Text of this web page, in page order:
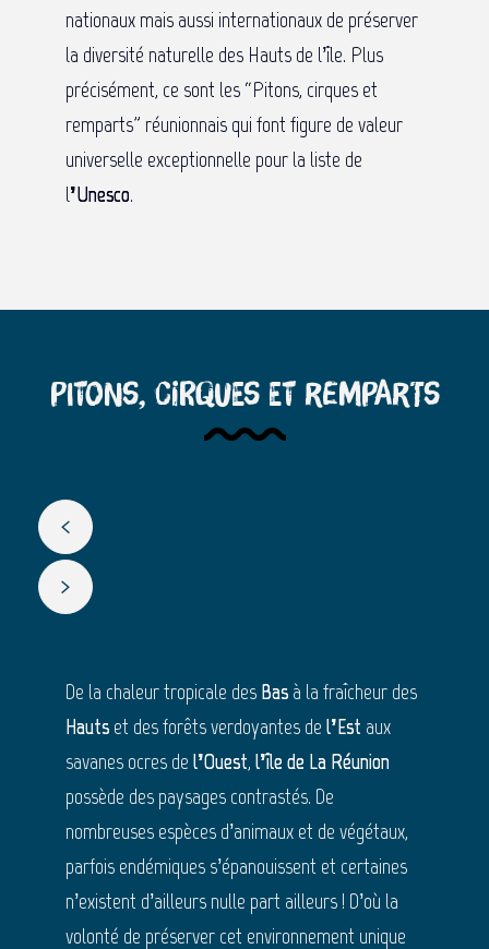
nationaux mais aussi internationaux de préserver
la diversité naturelle des Hauts de l’île. Plus
précisément, ce sont les “Pitons, cirques et
remparts” réunionnais qui font figure de valeur
universelle exceptionnelle pour la liste de
l’Unesco.
Pitons, Cirques et Remparts
De la chaleur tropicale des Bas à la fraîcheur des
Hauts et des forêts verdoyantes de l’Est aux
savanes ocres de l’Ouest, l’île de La Réunion
possède des paysages contrastés. De
nombreuses espèces d’animaux et de végétaux,
parfois endémiques s’épanouissent et certaines
n’existent d’ailleurs nulle part ailleurs ! D’où la
volonté de préserver cet environnement unique